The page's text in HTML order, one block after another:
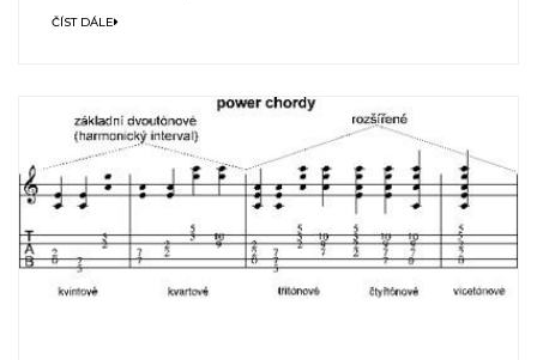
ČÍST DÁLE